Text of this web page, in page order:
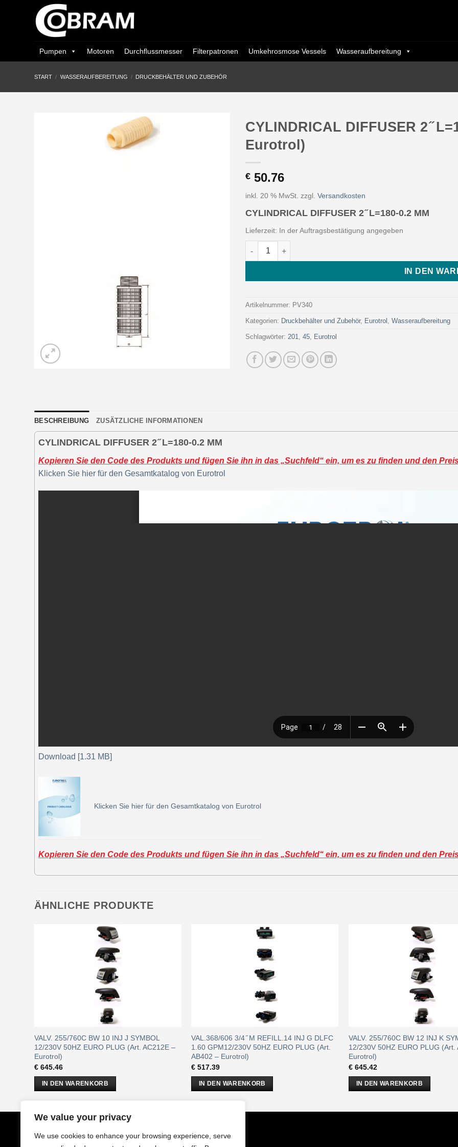
We value your privacy
We use cookies to enhance your browsing experience, serve
Pumpen Motoren Durchflussmesser Filterpatronen Umkehrosmose Vessels Wasseraufbereitung
START / WASSERAUFBEREITUNG / DRUCKBEHÄLTER UND ZUBEHÖR
CYLINDRICAL DIFFUSER 2
Eurotrol)
€ 50.76
inkl. 20 % MwSt. zzgl.Versandkosten
CYLINDRICAL DIFFUSER 2 ̋ L=180-0.2 MM
Lieferzeit: In der Auftragsbestätigung angegeben
CYLINDRICAL DIFFUSER 2 ̋ L=180-0.2 MM (Art. PV340 -
IN DEN
Artikelnummer: PV340
Kategorien: Druckbehälter und Zubehör, Eurotrol ,Wasseraufbereitung
Schlagwörter: 201 ,45 Eurotrol
BESCHREIBUNG ZUSÄTZLICHE INFORMATIONEN
CYLINDRICAL DIFFUSER 2 ̋ L=180-0.2 MM
Kopieren Sie den Code des Produkts und fügen Sie ihn in das „Suchfeld“ ein, um es zu finden und den
Klicken Sie hier für den Gesamtkatalog von Eurotrol
Download [1.31 MB]
Klicken Sie hier für den Gesamtkatalog von Eurotrol
Kopieren Sie den Code des Produkts und fügen Sie ihn in das „Suchfeld“ ein, um es zu finden und den
ÄHNLICHE PRODUKTE
VALV. 255/760C BW 10 INJ J SYMBOL
12/230V 50HZ EURO PLUG (Art. AC212E –
Eurotrol)
€645.46
IN DEN WARENKORB
VAL.368/606 3/4 ̋ M REFILL.14 INJ G DLFC
1.60 GPM12/230V 50HZ EURO PLUG (Art.
AB402 – Eurotrol)
€ 517.39
IN DEN WARENKORB
VALV. 255/760C BW 12 INJ K
12/230V 50HZ EURO PLUG (Art.
Eurotrol)
€645.42
IN DEN WARENKORB
CobrAmGmbH
Impressum